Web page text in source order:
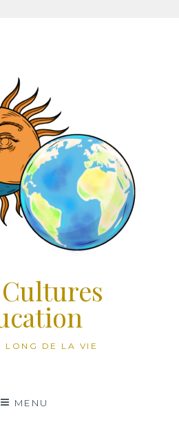
LONG DE LA VIE
MENU